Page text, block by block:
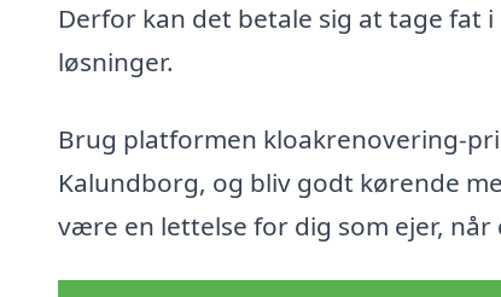
Derfor kan det betale sig at tage fat
løsninger.
Brug platformen kloakrenovering-
Kalundborg, og bliv godt kørende
være en lettelse for dig som ejer,